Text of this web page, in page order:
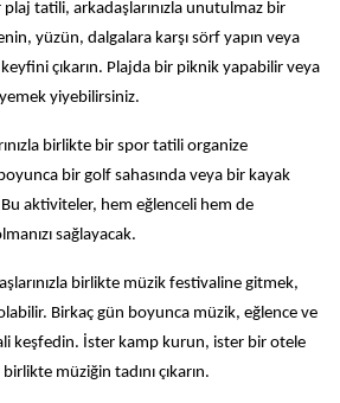
plaj tatili, arkadaşlarınızla unutulmaz bir
yüzün, dalgalara karşı sörf yapın veya
çıkarın. Plajda bir piknik yapabilir veya
yiyebilirsiniz.
birlikte bir spor tatili organize
bir golf sahasında veya bir kayak
aktiviteler, hem eğlenceli hem de
sağlayacak.
birlikte müzik festivaline gitmek,
Birkaç gün boyunca müzik, eğlence ve
keşfedin. İster kamp kurun, ister bir otele
müziğin tadını çıkarın.